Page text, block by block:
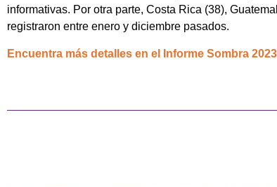
informativas. Por otra parte, Costa Rica (38),
registraron entre enero y diciembre pasados.
Encuentra más detalles en el Informe Sombra